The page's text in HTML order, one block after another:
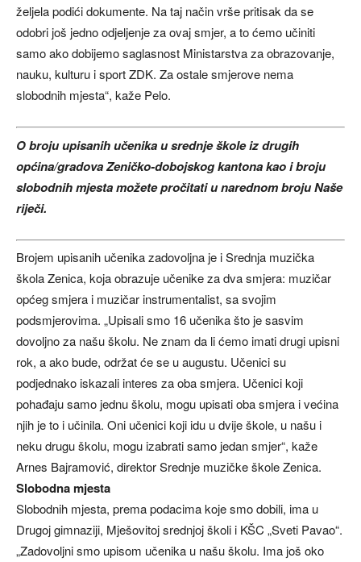
željela podići dokumente. Na taj način vrše pritisak da se
odobri još jedno odjeljenje za ovaj smjer, a to ćemo učiniti
samo ako dobijemo saglasnost Ministarstva za obrazovanje,
nauku, kulturu i sport ZDK. Za ostale smjerove nema
slobodnih mjesta“, kaže Pelo.
O broju upisanih učenika u srednje škole iz drugih
općina/gradova Zeničko-dobojskog kantona kao i broju
slobodnih mjesta možete pročitati u narednom broju Naše
riječi.
Brojem upisanih učenika zadovoljna je i Srednja muzička
škola Zenica, koja obrazuje učenike za dva smjera: muzičar
općeg smjera i muzičar instrumentalist, sa svojim
podsmjerovima. „Upisali smo 16 učenika što je sasvim
dovoljno za našu školu. Ne znam da li ćemo imati drugi upisni
rok, a ako bude, održat će se u augustu. Učenici su
podjednako iskazali interes za oba smjera. Učenici koji
pohađaju samo jednu školu, mogu upisati oba smjera i većina
njih je to i učinila. Oni učenici koji idu u dvije škole, u našu i
neku drugu školu, mogu izabrati samo jedan smjer“, kaže
Arnes Bajramović, direktor Srednje muzičke škole Zenica.
Slobodna mjesta
Slobodnih mjesta, prema podacima koje smo dobili, ima u
Drugoj gimnaziji, Mješovitoj srednjoj školi i KŠC „Sveti Pavao“.
„Zadovoljni smo upisom učenika u našu školu. Ima još oko